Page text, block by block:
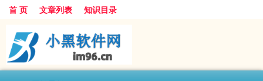
首 页 文章列表 知识目录